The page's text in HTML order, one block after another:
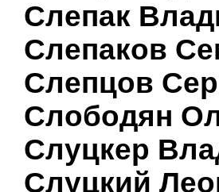
Слепак
Слепаков
Слепцов
Слободян
Слуцкер
Слуцкий